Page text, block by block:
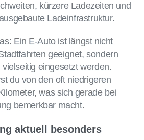
kürzere Ladezeiten und
Ladeinfrastruktur.
Ein E-Auto ist längst nicht
geeignet, sondern
eingesetzt werden.
du von den oft niedrigeren
was sich gerade bei
bemerkbar macht.
aktuell besonders